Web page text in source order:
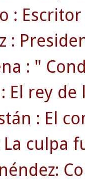
:
:
: "
El rey
: El
culpa